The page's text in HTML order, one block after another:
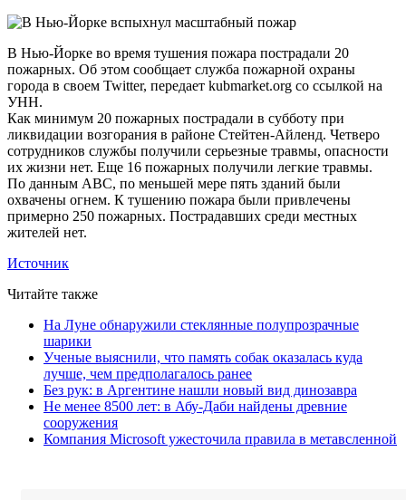
В Нью-Йорке во время тушения пожара пострадали 20
пожарных. Об этом сообщает служба пожарной охраны
города в своем Twitter, передает kubmarket.org со ссылкой на
УНН.
Как минимум 20 пожарных пострадали в субботу при
ликвидации возгорания в районе Стейтен-Айленд. Четверо
сотрудников службы получили серьезные травмы, опасности
их жизни нет. Еще 16 пожарных получили легкие травмы.
По данным ABC, по меньшей мере пять зданий были
охвачены огнем. К тушению пожара были привлечены
примерно 250 пожарных. Пострадавших среди местных
жителей нет.
Источник
Читайте также
На Луне обнаружили стеклянные полупрозрачные
шарики
Ученые выяснили, что память собак оказалась куда
лучше, чем предполагалось ранее
Без рук: в Аргентине нашли новый вид динозавра
Не менее 8500 лет: в Абу-Даби найдены древние
сооружения
Компания Microsoft ужесточила правила в метавсленной